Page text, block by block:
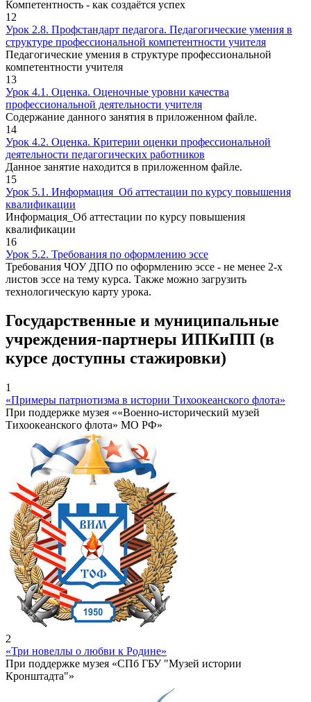
Компетентность - как создаётся успех
12
Урок 2.8. Профстандарт педагога. Педагогические умения в
структуре профессиональной компетентности учителя
Педагогические умения в структуре профессиональной
компетентности учителя
13
Урок 4.1. Оценка. Оценочные уровни качества
профессиональной деятельности учителя
Содержание данного занятия в приложенном файле.
14
Урок 4.2. Оценка. Критерии оценки профессиональной
деятельности педагогических работников
Данное занятие находится в приложенном файле.
15
Урок 5.1. Информация_Об аттестации по курсу повышения
квалификации
Информация_Об аттестации по курсу повышения
квалификации
16
Урок 5.2. Требования по оформлению эссе
Требования ЧОУ ДПО по оформлению эссе - не менее 2-х
листов эссе на тему курса. Также можно загрузить
технологическую карту урока.
Государственные и муниципальные
учреждения-партнеры ИПКиПП (в
курсе доступны стажировки)
1
«Примеры патриотизма в истории Тихоокеанского флота»
При поддержке музея ««Военно-исторический музей
Тихоокеанского флота» МО РФ»
2
«Три новеллы о любви к Родине»
При поддержке музея «СПб ГБУ "Музей истории
Кронштадта"»